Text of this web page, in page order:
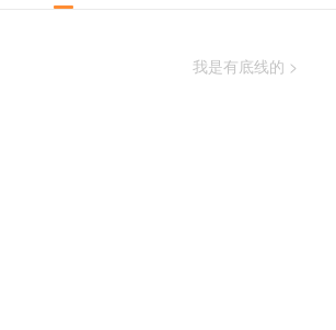
我是有底线的 >